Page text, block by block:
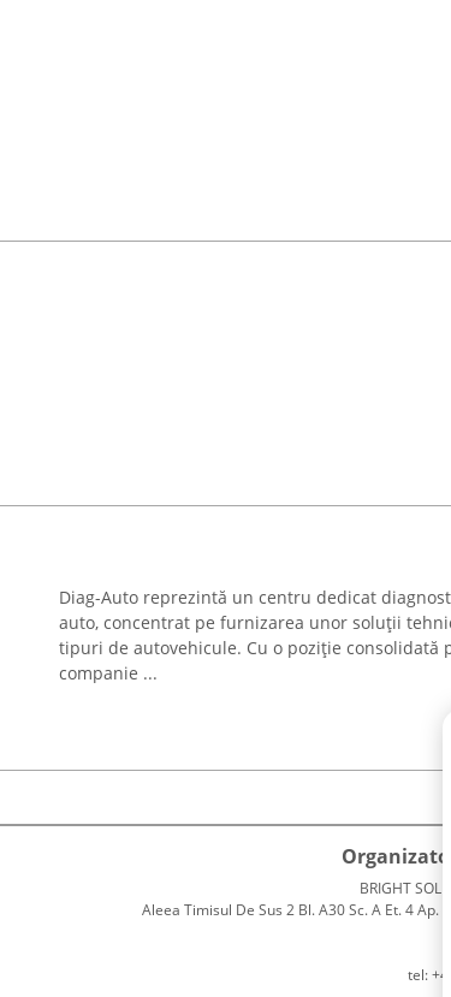
Diag-Auto reprezintă un centru dedicat
auto, concentrat pe furnizarea unor soluții
tipuri de autovehicule. Cu o poziție consolidată
companie ...
BRIGHT
Aleea Timisul De Sus 2 Bl. A30 Sc. A Et. 4 Ap.
tel: